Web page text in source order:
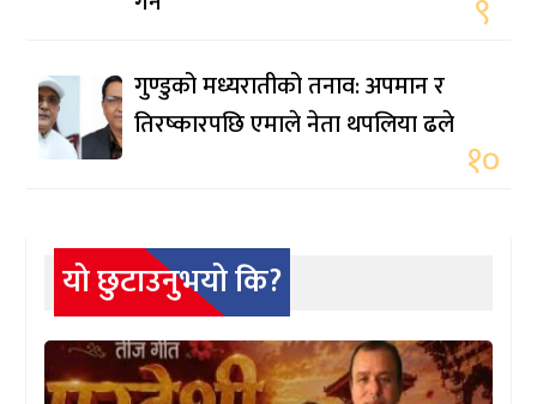
९
गुण्डुको मध्यरातीको तनाव: अपमान र
तिरष्कारपछि एमाले नेता थपलिया ढले
१०
यो छुटाउनुभयो कि?